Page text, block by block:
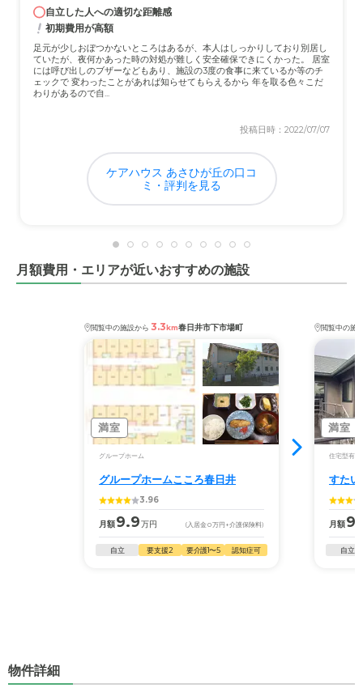
自立した人への適切な距離感
初期費用が高額
足元が少しおぼつかないところはあるが、本人はしっかりしており別居し
ていたが、夜何かあった時の対処が難しく安全確保できにくかった。 居室
には呼び出しのブザーなどもあり、施設の3度の食事に来ているか等のチ
ェックで 変わったことがあれば知らせてもらえるから 年を取る色々こだ
わりがあるので自...
投稿日時：2022/07/07
ケアハウス あさひが丘の口コ
ミ・評判を見る
月額費用・エリアが近いおすすめの施設
閲覧中の施設から 3.3km春日井市下市場町
満室
グループホーム
グループホームこころ春日井
3.96
月額9.9万円 (入居金0万円 +介護保険料)
自立 要支援2 要介護1〜5 認知症可
閲覧中の施
満室
住宅型有料
すた
月額
自立
物件詳細